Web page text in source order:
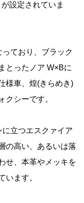
設定されていま
ており、ブラック
とったノア W×Bに
様車、煌(きらめき)
クシーです。
立つエスクァイア
の高い、あるいは落
せ、本革やメッキを
います。